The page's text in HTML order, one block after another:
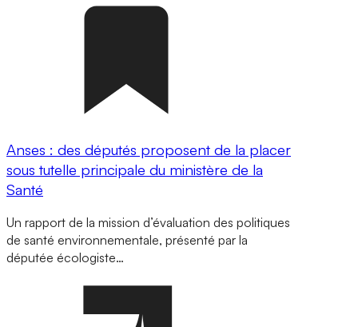
Anses : des députés proposent de la placer
sous tutelle principale du ministère de la
Santé
Un rapport de la mission d’évaluation des politiques
de santé environnementale, présenté par la
députée écologiste…